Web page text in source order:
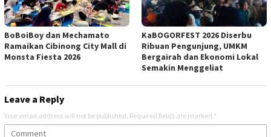
BoBoiBoy dan Mechamato
Ramaikan Cibinong City Mall di
Monsta Fiesta 2026
KaBOGORFEST 2026 Diserbu
Ribuan Pengunjung, UMKM
Bergairah dan Ekonomi Lokal
Semakin Menggeliat
Leave a Reply
Your email address will not be published. Required fields are marked *